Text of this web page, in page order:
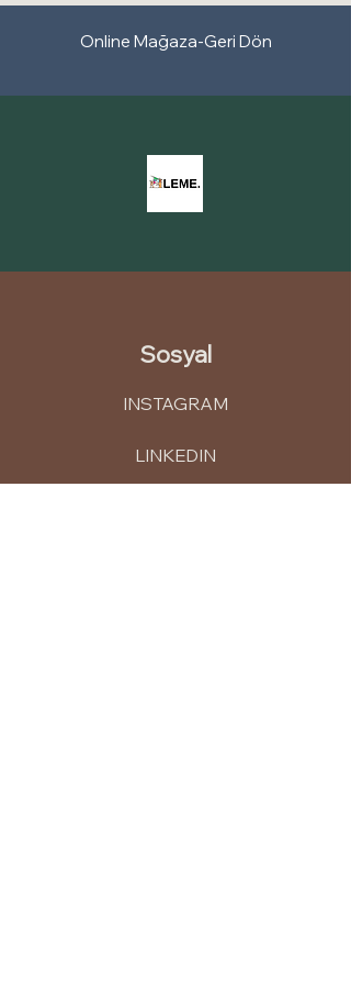
Estetik Koruma
panellerinin estetik kalitesini korur.
süre temiz görünmesi, binaların ve
Çevre Dostu Seçenekler
Kullandığımız mineralli mürekkepler, dış
görünümünü uzun süre boyunca
muhafaza etmek için mükemmel bir
dış cephelerin bakımını azaltır ve uzun
Online Mağaza-Geri Dön
Sosyal
INSTAGRAM
LINKEDIN